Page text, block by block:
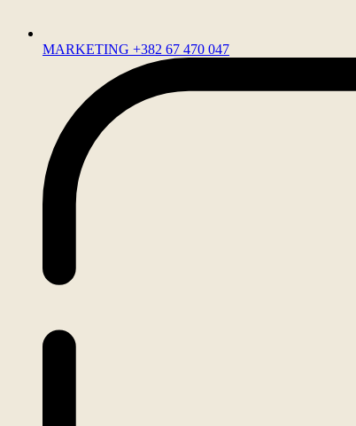
MARKETING +382 67 470 047